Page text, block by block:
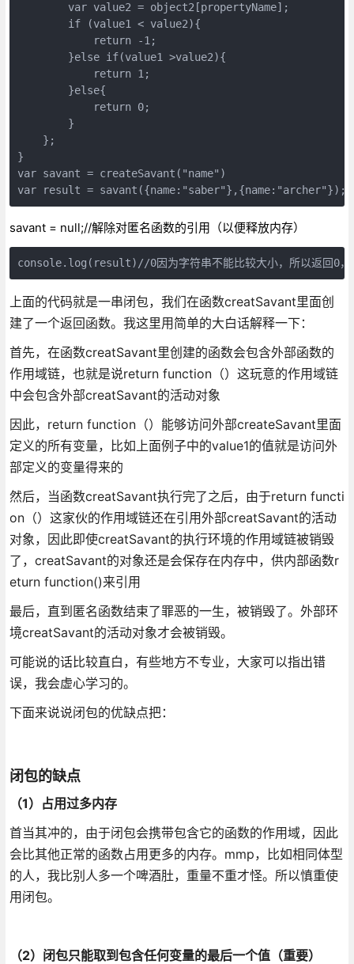
        var value2 = object2[propertyName];
        if (value1 < value2){
            return -1;
        }else if(value1 >value2){
            return 1;
        }else{
            return 0;
        }
    };
}
var savant = createSavant("name")
var result = savant({name:"saber"},{name:"archer"});
savant = null;//解除对匿名函数的引用（以便释放内存）
console.log(result)//0因为字符串不能比较大小，所以返回0
上面的代码就是一串闭包，我们在函数creatSavant里面创
建了一个返回函数。我这里用简单的大白话解释一下：
首先，在函数creatSavant里创建的函数会包含外部函数的
作用域链，也就是说return function（）这玩意的作用域链
中会包含外部creatSavant的活动对象
因此，return function（）能够访问外部createSavant里面
定义的所有变量，比如上面例子中的value1的值就是访问外
部定义的变量得来的
然后，当函数creatSavant执行完了之后，由于return functi
on（）这家伙的作用域链还在引用外部creatSavant的活动
对象，因此即使creatSavant的执行环境的作用域链被销毁
了，creatSavant的对象还是会保存在内存中，供内部函数r
eturn function()来引用
最后，直到匿名函数结束了罪恶的一生，被销毁了。外部环
境creatSavant的活动对象才会被销毁。
可能说的话比较直白，有些地方不专业，大家可以指出错
误，我会虚心学习的。
下面来说说闭包的优缺点把：
闭包的缺点
（1）占用过多内存
首当其冲的，由于闭包会携带包含它的函数的作用域，因此
会比其他正常的函数占用更多的内存。mmp，比如相同体型
的人，我比别人多一个啤酒肚，重量不重才怪。所以慎重使
用闭包。
（2）闭包只能取到包含任何变量的最后一个值（重要）